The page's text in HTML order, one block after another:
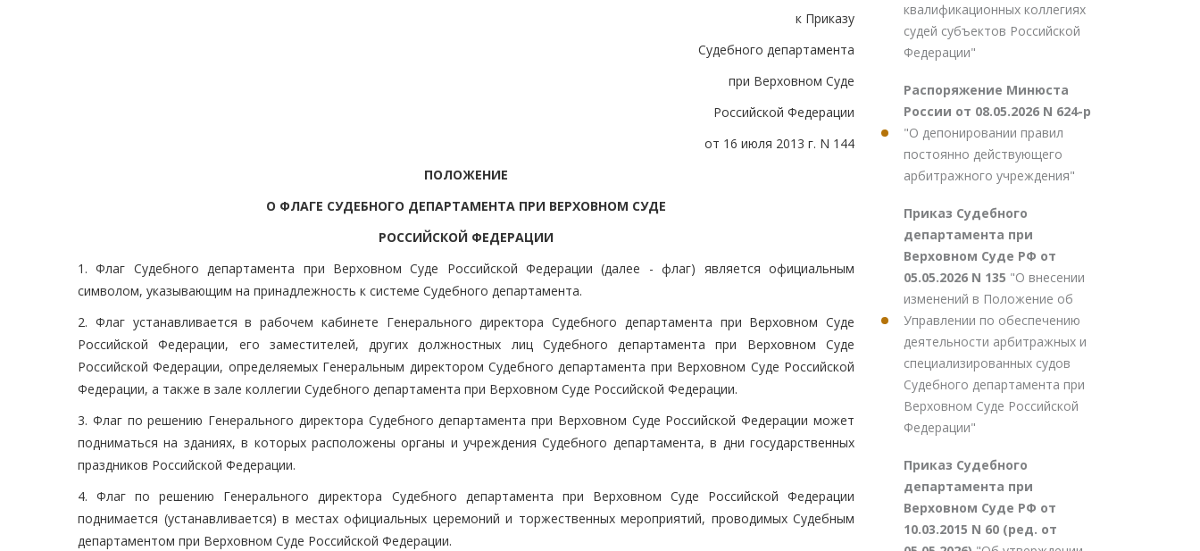
к Приказу
Судебного департамента
при Верховном Суде
Российской Федерации
от 16 июля 2013 г. N 144
ПОЛОЖЕНИЕ
О ФЛАГЕ СУДЕБНОГО ДЕПАРТАМЕНТА ПРИ ВЕРХОВНОМ СУДЕ
РОССИЙСКОЙ ФЕДЕРАЦИИ
1. Флаг Судебного департамента при Верховном Суде Российской Федерации (далее - флаг) является официальным
символом, указывающим на принадлежность к системе Судебного департамента.
2. Флаг устанавливается в рабочем кабинете Генерального директора Судебного департамента при Верховном Суде
Российской Федерации, его заместителей, других должностных лиц Судебного департамента при Верховном Суде
Российской Федерации, определяемых Генеральным директором Судебного департамента при Верховном Суде Российской
Федерации, а также в зале коллегии Судебного департамента при Верховном Суде Российской Федерации.
3. Флаг по решению Генерального директора Судебного департамента при Верховном Суде Российской Федерации может
подниматься на зданиях, в которых расположены органы и учреждения Судебного департамента, в дни государственных
праздников Российской Федерации.
4. Флаг по решению Генерального директора Судебного департамента при Верховном Суде Российской Федерации
поднимается (устанавливается) в местах официальных церемоний и торжественных мероприятий, проводимых Судебным
департаментом при Верховном Суде Российской Федерации.
квалификационных коллегиях
судей субъектов Российской
Федерации"
Распоряжение Минюста
России от 08.05.2026 N 624-р
"О депонировании правил
постоянно действующего
арбитражного учреждения"
Приказ Судебного
департамента при
Верховном Суде РФ от
05.05.2026 N 135 "О внесении
изменений в Положение об
Управлении по обеспечению
деятельности арбитражных и
специализированных судов
Судебного департамента при
Верховном Суде Российской
Федерации"
Приказ Судебного
департамента при
Верховном Суде РФ от
10.03.2015 N 60 (ред. от